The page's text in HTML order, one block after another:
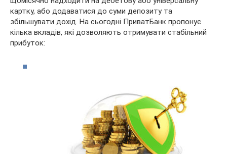
картку, або додаватися до суми депозиту та
збільшувати дохід. На сьогодні ПриватБанк пропонує
кілька вкладів, які дозволяють отримувати стабільний
прибуток: